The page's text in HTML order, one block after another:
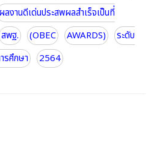
ผลงานดีเด่นประสพผลสำเร็จเป็นที่
สพฐ. (OBEC AWARDS)
ระดับ
รศึกษา 2564